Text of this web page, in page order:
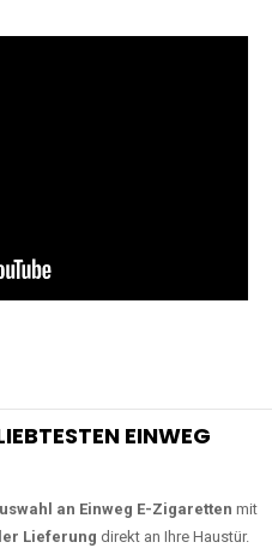
EINWEG
an Einweg E-Zigaretten mit
Lieferung direkt an Ihre Haustür.